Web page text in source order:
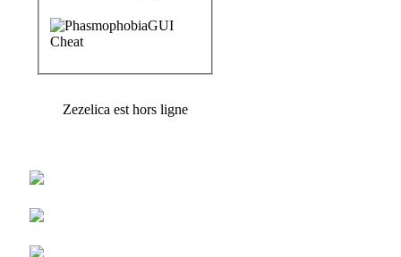
Zezelica est hors ligne